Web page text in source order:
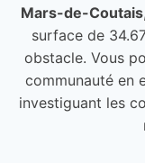
Mars-de-Coutais
surface de
obstacle. Vous
communauté en
investiguant les